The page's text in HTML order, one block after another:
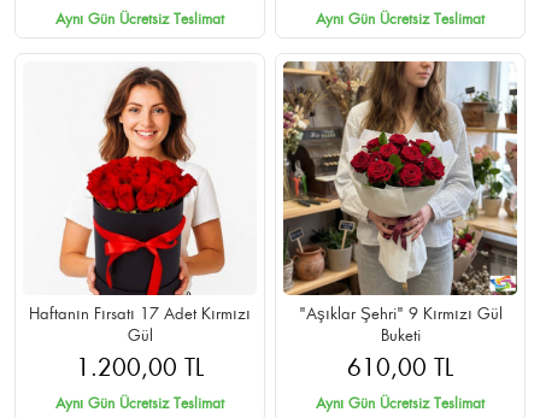
Aynı Gün Ücretsiz Teslimat Aynı Gün Ücretsiz Teslimat
Haftanın Fırsatı 17 Adet Kırmızı
Gül
1.200,00 TL
Aynı Gün Ücretsiz Teslimat
"Aşıklar Şehri" 9 Kırmızı Gül
Buketi
610,00 TL
Aynı Gün Ücretsiz Teslimat